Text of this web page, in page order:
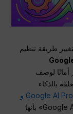
طريقة تنظيم
أمانًا لوصف
بالذكاء
Google AI Plus و Google AI Pro و
. تصف «جوجل» خدمة «Google AI Plus» بأنها